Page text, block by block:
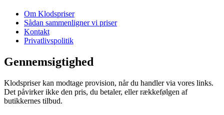
Om Klodspriser
Sådan sammenligner vi priser
Kontakt
Privatlivspolitik
Gennemsigtighed
Klodspriser kan modtage provision, når du handler via vores links.
Det påvirker ikke den pris, du betaler, eller rækkefølgen af
butikkernes tilbud.